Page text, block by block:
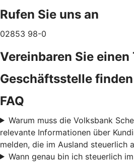
Rufen Sie uns an
02853 98-0
Vereinbaren Sie einen
Geschäftsstelle finden
FAQ
Warum muss die Volksbank
relevante Informationen über
melden, die im Ausland steuerlich
Wann genau bin ich steuerlich